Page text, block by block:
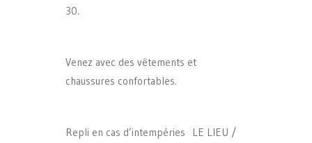
30.
Venez avec des vêtements et
chaussures confortables.
Repli en cas d’intempéries LE LIEU /